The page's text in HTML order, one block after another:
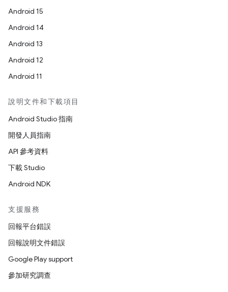
Android 15
Android 14
Android 13
Android 12
Android 11
說明文件和下載項目
Android Studio 指南
開發人員指南
API 參考資料
下載 Studio
Android NDK
支援服務
回報平台錯誤
回報說明文件錯誤
Google Play support
參加研究調查